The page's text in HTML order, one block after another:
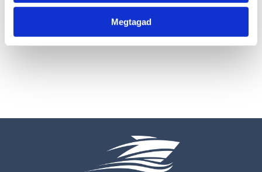
Megtagad
helyett 1.962.000 Ft +